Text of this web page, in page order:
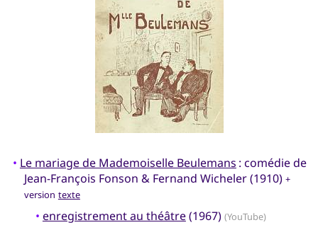
• Le mariage de Mademoiselle Beulemans : comédie de
Jean-François Fonson & Fernand Wicheler (1910) +
version texte
• enregistrement au théâtre(1967) (YouTube)